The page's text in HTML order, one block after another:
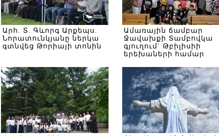
Արհ. Տ. Գևորգ Արքեպս.
Նորատունկյանը ներկա
գտնվեց Թորիայի տոնին
Ամառային ճամբար
Ջավախքի Տամբովկա
գյուղում` Թբիլիսիի
երեխաների համար